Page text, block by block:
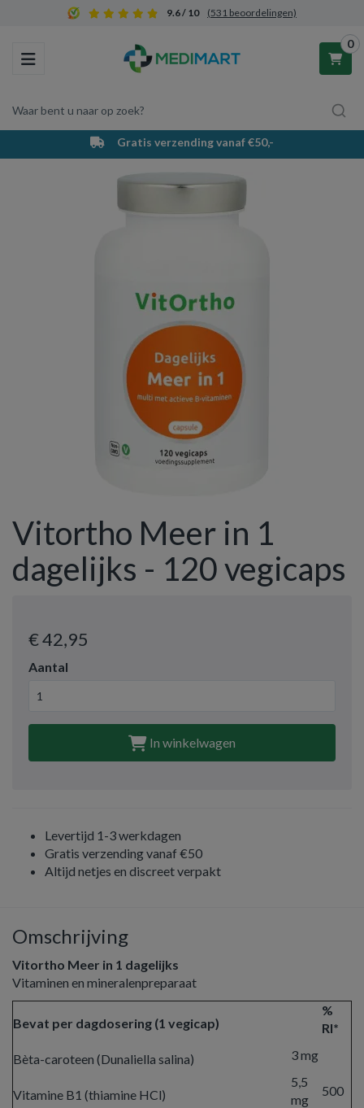
9.6 / 10 (531 beoordelingen)
Toggle navigation
Waar bent u naar op zoek?
0
Winkelwagen
Uw winkelwagen is leeg.
Gratis verzending vanaf €50,-
Vitortho Meer in 1
dagelijks - 120 vegicaps
€ 42,95
Aantal
In winkelwagen
Levertijd 1-3 werkdagen
Gratis verzending vanaf €50
Altijd netjes en discreet verpakt
Omschrijving
Vitortho Meer in 1 dagelijks
Vitaminen en mineralenpreparaat
Bevat per dagdosering (1 vegicap)
%
RI*
Bèta-caroteen (Dunaliella salina)
3 mg
Vitamine B1 (thiamine HCl)
5,5
mg
500